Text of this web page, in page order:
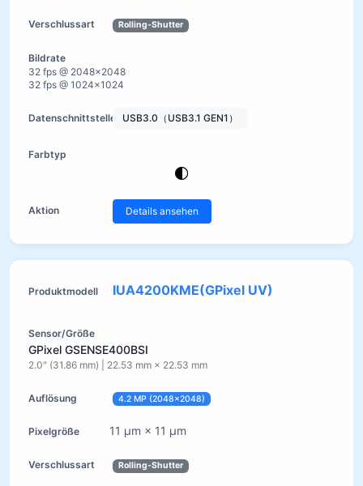
Rolling-Shutter
32 fps @ 2048×2048
32 fps @ 1024×1024
USB3.0（USB3.1 GEN1）
Details ansehen
IUA4200KME(GPixel UV)
GPixel GSENSE400BSI
2.0" (31.86 mm) | 22.53 mm × 22.53 mm
4.2 MP (2048×2048)
11 µm × 11 µm
Rolling-Shutter